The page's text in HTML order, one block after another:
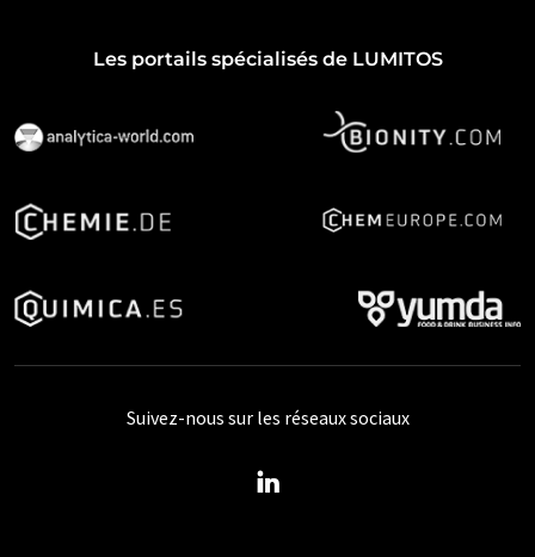
Les portails spécialisés de LUMITOS
Suivez-nous sur les réseaux sociaux